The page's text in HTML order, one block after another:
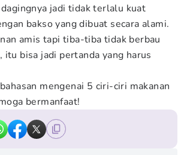
jadi tidak terlalu kuat
bakso yang dibuat secara alami.
amis tapi tiba-tiba tidak berbau
itu bisa jadi pertanda yang harus
mengenai 5 ciri-ciri makanan
bermanfaat!